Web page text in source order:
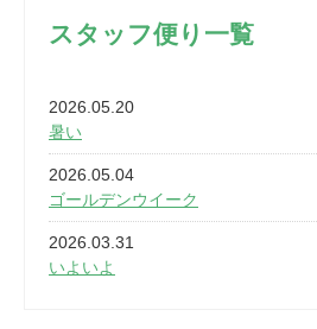
スタッフ便り一覧
2026.05.20
暑い
2026.05.04
ゴールデンウイーク
2026.03.31
いよいよ